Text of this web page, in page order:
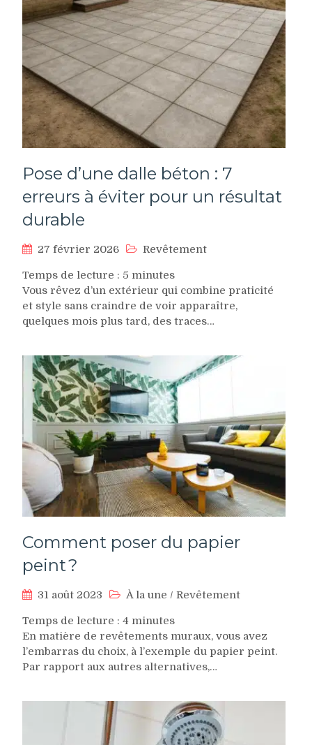
Pose d’une dalle béton : 7
erreurs à éviter pour un résultat
durable
27 février 2026 Revêtement
Temps de lecture : 5 minutes
Vous rêvez d’un extérieur qui combine praticité
et style sans craindre de voir apparaître,
quelques mois plus tard, des traces…
Comment poser du papier
peint ?
31 août 2023 À la une / Revêtement
Temps de lecture : 4 minutes
En matière de revêtements muraux, vous avez
l’embarras du choix, à l’exemple du papier peint.
Par rapport aux autres alternatives,…